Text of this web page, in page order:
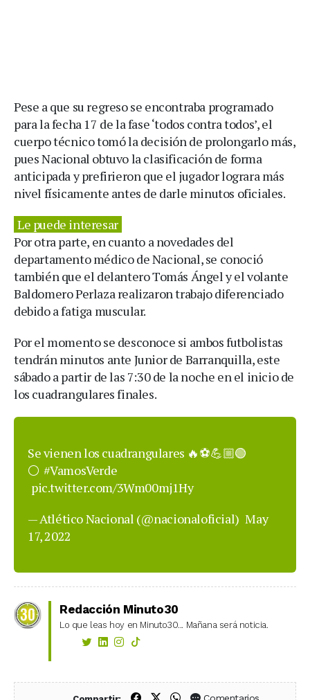
Pese a que su regreso se encontraba programado
para la fecha 17 de la fase ‘todos contra todos’, el
cuerpo técnico tomó la decisión de prolongarlo más,
pues Nacional obtuvo la clasificación de forma
anticipada y prefirieron que el jugador lograra más
nivel físicamente antes de darle minutos oficiales.
Le puede interesar
Por otra parte, en cuanto a novedades del
departamento médico de Nacional, se conoció
también que el delantero Tomás Ángel y el volante
Baldomero Perlaza realizaron trabajo diferenciado
debido a fatiga muscular.
Por el momento se desconoce si ambos futbolistas
tendrán minutos ante Junior de Barranquilla, este
sábado a partir de las 7:30 de la noche en el inicio de
los cuadrangulares finales.
Se vienen los cuadrangulares 🔥⚽💪🏼🟢
⚪ #VamosVerde
pic.twitter.com/3Wm00mj1Hy
— Atlético Nacional (@nacionaloficial) May
17, 2022
Redacción Minuto30
Lo que leas hoy en Minuto30... Mañana será noticia.